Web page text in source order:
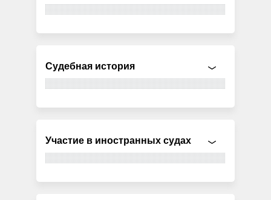
Судебная история
Участие в иностранных судах